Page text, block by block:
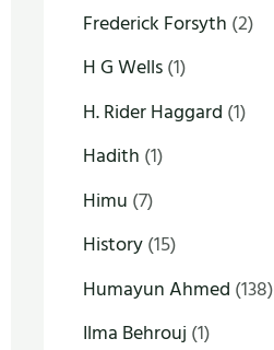
Frederick Forsyth (2)
H G Wells(1)
H. Rider Haggard (1)
Hadith (1)
Himu (7)
History(15)
Humayun Ahmed (138)
Ilma Behrouj (1)